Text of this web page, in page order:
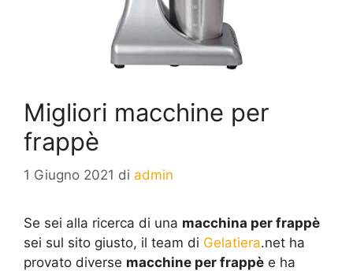
Migliori macchine per
frappè
1 Giugno 2021 di admin
Se sei alla ricerca di una macchina per frappè
sei sul sito giusto, il team di Gelatiera.net ha
provato diverse macchine per frappè e ha